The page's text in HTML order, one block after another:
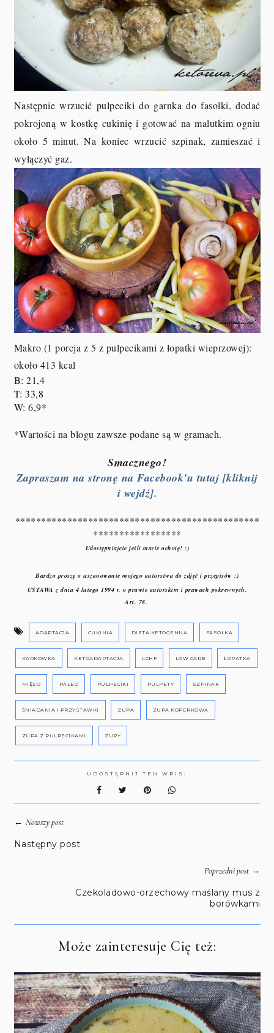
Następnie wrzucić pulpeciki do garnka do fasolki, dodać
pokrojoną w kostkę cukinię i gotować na malutkim ogniu
około 5 minut. Na koniec wrzucić szpinak, zamieszać i
wyłączyć gaz.
Makro (1 porcja z 5 z pulpecikami z łopatki wieprzowej):
około 413 kcal
B: 21,4
T: 33,8
W: 6,9*
*Wartości na blogu zawsze podane są w gramach.
Smacznego!
Zapraszam na stronę na Facebook'u tutaj [kliknij
i wejdź].
***********************************************
*****************
Udostępniajcie jeśli macie ochotę! :)
Bardzo proszę o uszanowanie mojego autorstwa do zdjęć i przepisów :)
USTAWA z dnia 4 lutego 1994 r. o prawie autorskim i prawach pokrewnych.
Art. 78.
ADAPTACJA CUKINIA DIETA KETOGENNA FASOLKA
KARKÓWKA KETOADAPTACJA LCHF LOW CARB ŁOPATKA
MIĘSO PALEO PULPECIKI PULPETY SZPINAK
ŚNIADANIA I PRZYSTAWKI ZUPA ZUPA KOPERKOWA
ZUPA Z PULPECIKAMI ZUPY
UDOSTĘPNIJ TEN WPIS:
← Nowszy post
Następny post
Poprzedni post→
Czekoladowo-orzechowy maślany mus z
borówkami
Może zainteresuje Cię też: